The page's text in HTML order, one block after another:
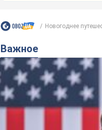
Новогоднее
Важное